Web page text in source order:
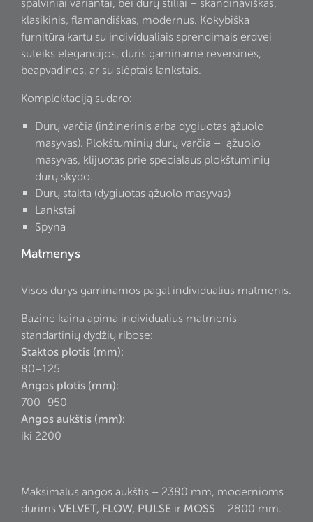
spalviniai variantai, bei durų stiliai – skandinaviškas,
klasikinis, flamandiškas, modernus. Kokybiška
furnitūra kartu su individualiais sprendimais erdvei
suteiks elegancijos, duris gaminame reversines,
beapvadines, ar su slėptais lankstais.
Komplektaciją sudaro:
Durų varčia (inžinerinis arba dygiuotas ąžuolo
masyvas). Plokštuminių durų varčia – ąžuolo
masyvas, klijuotas prie specialaus plokštuminių
durų skydo.
Durų stakta (dygiuotas ąžuolo masyvas)
Lankstai
Spyna
Matmenys
Visos durys gaminamos pagal individualius matmenis.
Bazinė kaina apima individualius matmenis
standartinių dydžių ribose:
Staktos plotis (mm):
80–125
Angos plotis (mm):
700–950
Angos aukštis (mm):
iki 2200
Maksimalus angos aukštis – 2380 mm, modernioms
durims VELVET, FLOW, PULSE ir MOSS – 2800 mm.